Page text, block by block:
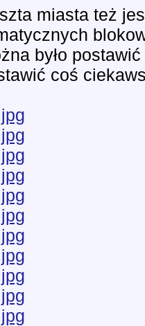
miasta też
było
coś